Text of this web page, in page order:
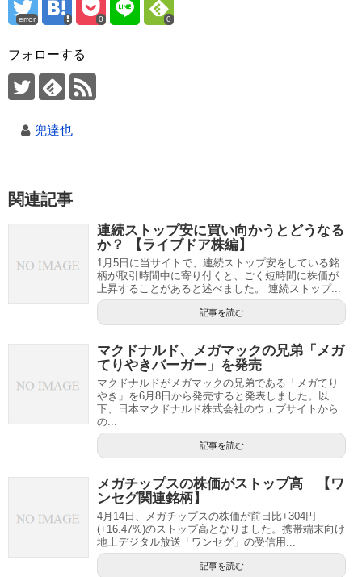
error 0 0
フォローする
兜達也
関連記事
連続ストップ安に買い向かうとどうなる
か？ 【ライブドア株編】
1月5日に当サイトで、連続ストップ安をしている銘
柄が取引時間中に寄り付くと、ごく短時間に株価が
上昇することがあると述べました。 連続ストップ...
記事を読む
マクドナルド、メガマックの兄弟「メガ
てりやきバーガー」を発売
マクドナルドがメガマックの兄弟である「メガてり
やき」を6月8日から発売すると発表しました。以
下、日本マクドナルド株式会社のウェブサイトから
の...
記事を読む
メガチップスの株価がストップ高 【ワ
ンセグ関連銘柄】
4月14日、メガチップスの株価が前日比+304円
(+16.47%)のストップ高となりました。携帯端末向け
地上デジタル放送「ワンセグ」の受信用...
記事を読む